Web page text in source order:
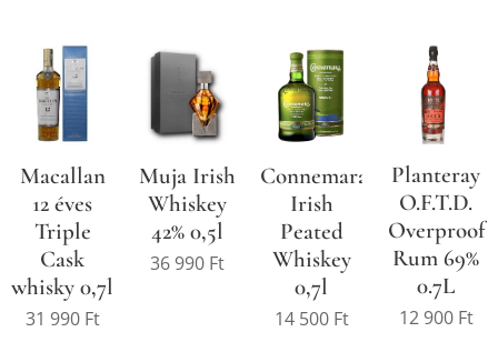
Macallan
12 éves
Triple
Cask
whisky 0,7l
31 990Ft
Muja Irish
Whiskey
42% 0,5l
36 990Ft
Connemara
Irish
Peated
Whiskey
0,7l
14 500Ft
Planteray
O.F.T.D.
Overproof
Rum 69%
0.7L
12 900Ft